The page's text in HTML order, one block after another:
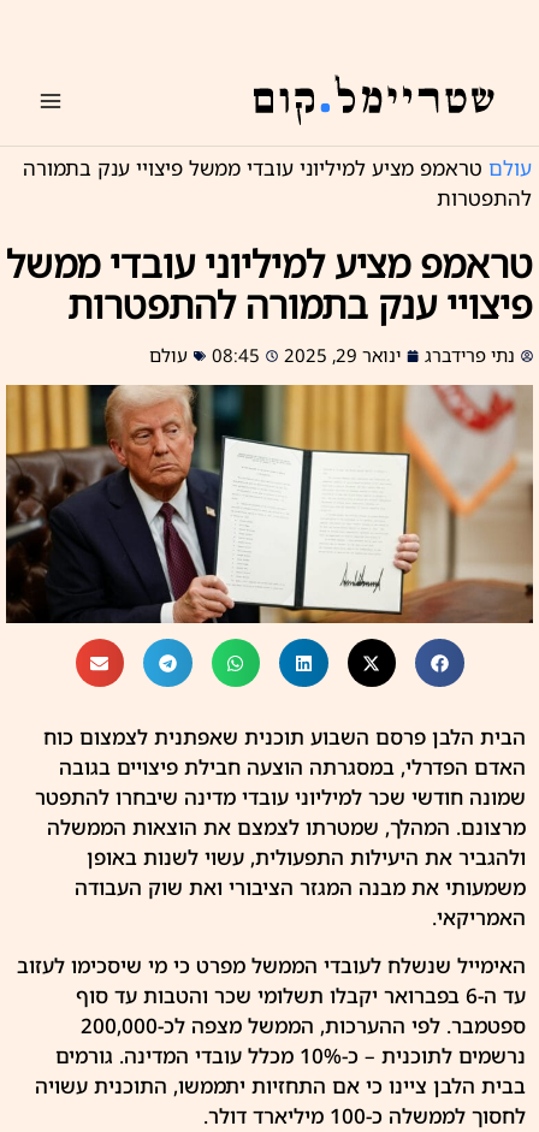
עולם טראמפ מציע למיליוני עובדי ממשל פיצויי ענק בתמורה
להתפטרות
טראמפ מציע למיליוני עובדי ממשל
פיצויי ענק בתמורה להתפטרות
נתי פרידברג ינואר 29, 2025 08:45 עולם
הבית הלבן פרסם השבוע תוכנית שאפתנית לצמצום כוח
האדם הפדרלי, במסגרתה הוצעה חבילת פיצויים בגובה
שמונה חודשי שכר למיליוני עובדי מדינה שיבחרו להתפטר
מרצונם. המהלך, שמטרתו לצמצם את הוצאות הממשלה
ולהגביר את היעילות התפעולית, עשוי לשנות באופן
משמעותי את מבנה המגזר הציבורי ואת שוק העבודה
האמריקאי.
האימייל שנשלח לעובדי הממשל מפרט כי מי שיסכימו לעזוב
עד ה-6 בפברואר יקבלו תשלומי שכר והטבות עד סוף
ספטמבר. לפי ההערכות, הממשל מצפה לכ-200,000
נרשמים לתוכנית – כ-10% מכלל עובדי המדינה. גורמים
בבית הלבן ציינו כי אם התחזיות יתממשו, התוכנית עשויה
לחסוך לממשלה כ-100 מיליארד דולר.